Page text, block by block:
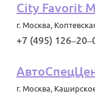
City Favorit
г. Москва,
+7 (495)
г. Москва,